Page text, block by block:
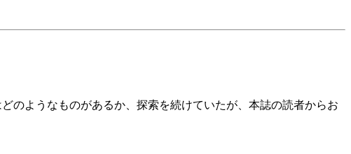
のようなものがあるか、探索を続けていたが、本誌の読者からお